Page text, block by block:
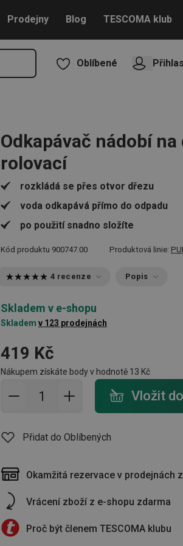
Prodejny Blog TESCOMA klub
Oblíbené
Odkapávač nádobí na
rolovací
rozkládá se přes otvor dřezu
voda odkapává přímo do odpadu
po použití snadno složíte
Kód produktu 900747.00 Produktová linie:
4 recenze Popis
Skladem v e-shopu
Skladem v 123 prodejnách
419 Kč
Nákupem získáte body v hodnotě 13 Kč
Přidat do košíku - počet
Vložit
Přidat do Oblíbených
Okamžitá rezervace v prodejnách
Vrácení zboží z e-shopu zdarma
Proč být členem TESCOMA klubu